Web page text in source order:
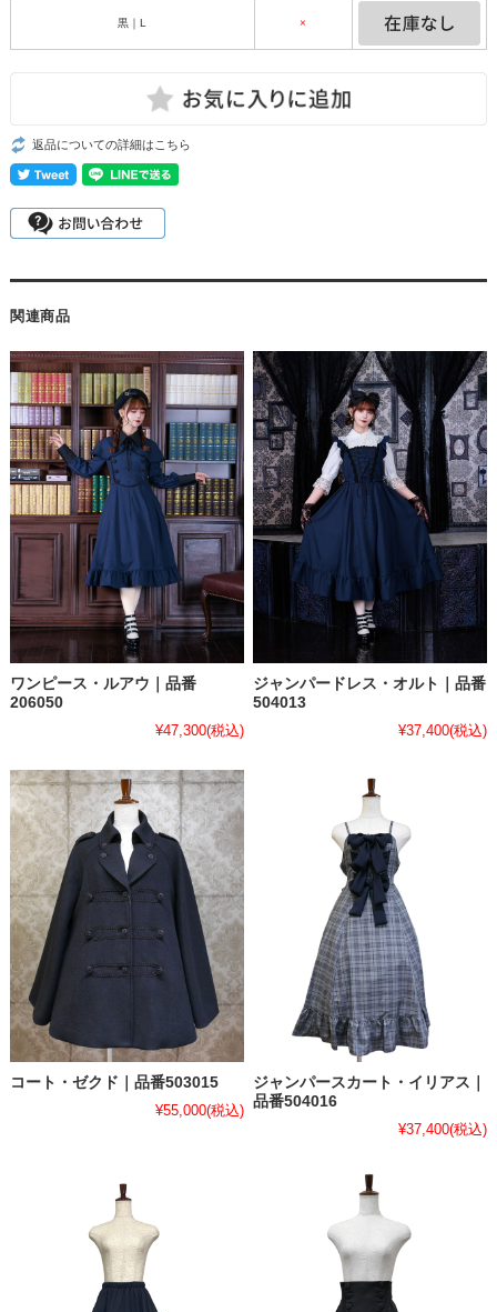
黒｜L ×
返品についての詳細はこちら
関連商品
ワンピース・ルアウ｜品番
206050
¥47,300(税込)
ジャンパードレス・オルト｜品番
504013
¥37,400(税込)
コート・ゼクド｜品番503015
¥55,000(税込)
ジャンパースカート・イリアス｜
品番504016
¥37,400(税込)